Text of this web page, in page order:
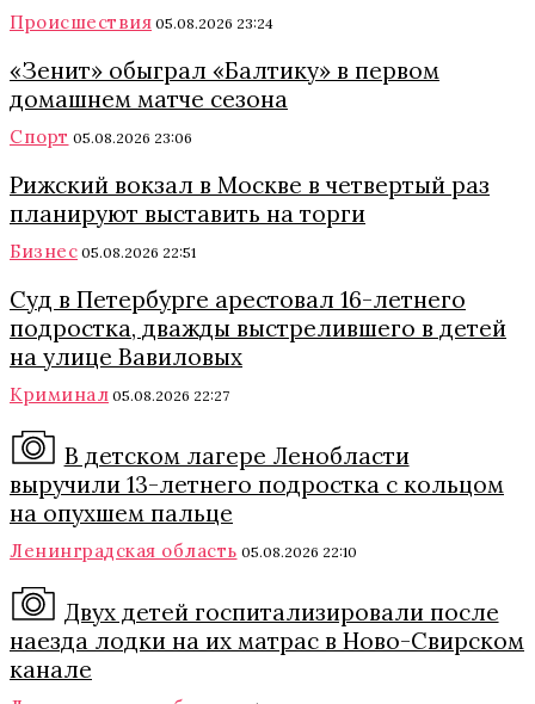
Происшествия 05.08.2026 23:24
«Зенит» обыграл «Балтику» в первом
домашнем матче сезона
Спорт 05.08.2026 23:06
Рижский вокзал в Москве в четвертый раз
планируют выставить на торги
Бизнес 05.08.2026 22:51
Суд в Петербурге арестовал 16-летнего
подростка, дважды выстрелившего в детей
на улице Вавиловых
Криминал 05.08.2026 22:27
В детском лагере Ленобласти
выручили 13-летнего подростка с кольцом
на опухшем пальце
Ленинградская область 05.08.2026 22:10
Двух детей госпитализировали после
наезда лодки на их матрас в Ново-Свирском
канале